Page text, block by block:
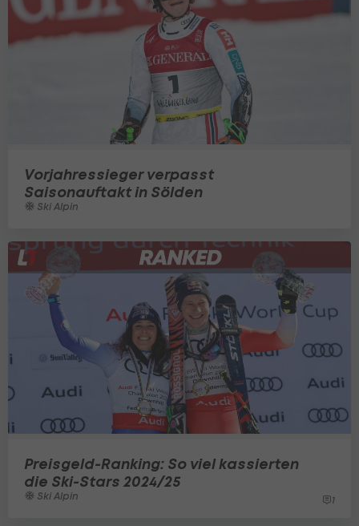
Vorjahressieger verpasst
Saisonauftakt in Sölden
Ski Alpin
Preisgeld-Ranking: So viel kassierten
die Ski-Stars 2024/25
Ski Alpin 1